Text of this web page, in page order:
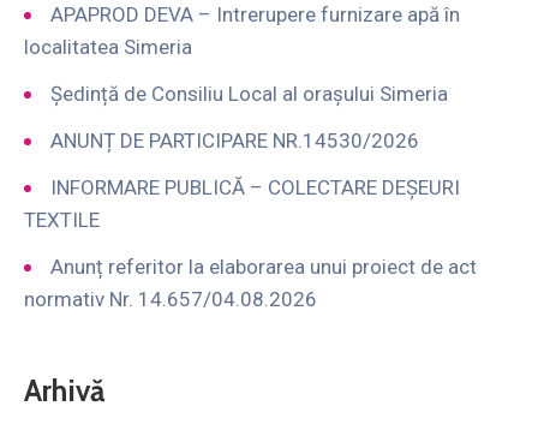
APAPROD DEVA – Intrerupere furnizare apă în
localitatea Simeria
Ședință de Consiliu Local al orașului Simeria
ANUNȚ DE PARTICIPARE NR.14530/2026
INFORMARE PUBLICĂ – COLECTARE DEȘEURI
TEXTILE
Anunț referitor la elaborarea unui proiect de act
normativ Nr. 14.657/04.08.2026
Arhivă